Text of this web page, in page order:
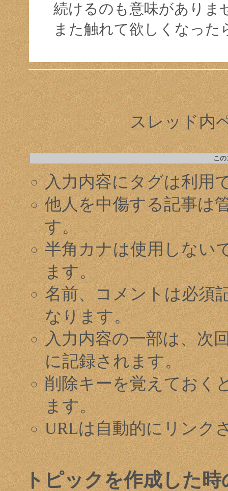
続けるのも意味がありま
また触れて欲しくなった
スレッド内
こ
入力内容にタグは利用
他人を中傷する記事は
す。
半角カナは使用しない
ます。
名前、コメントは必須
なります。
入力内容の一部は、次
に記録されます。
削除キーを覚えておく
ます。
URLは自動的にリンク
トピックを作成した